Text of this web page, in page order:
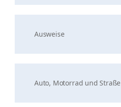
Ausweise
Auto, Motorrad und Straße